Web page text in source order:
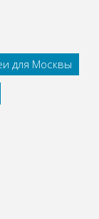
для Москвы